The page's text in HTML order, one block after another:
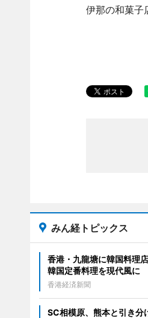
伊那の和菓子
みん経トピックス
香港・九龍塘に韓国料理
韓国定番料理を現代風に
香港経済新聞
SC相模原、熊本と引き